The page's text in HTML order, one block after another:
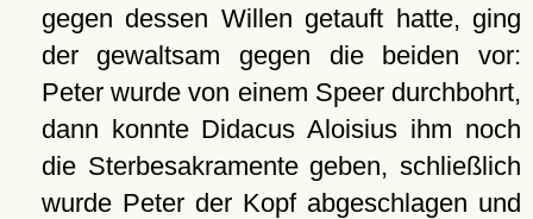
gegen dessen Willen getauft hatte, ging
der gewaltsam gegen die beiden vor:
Peter wurde von einem Speer durchbohrt,
dann konnte Didacus Aloisius ihm noch
die Sterbesakramente geben, schließlich
wurde Peter der Kopf abgeschlagen und